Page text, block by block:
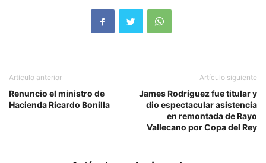
Artículo anterior
Renuncio el ministro de
Hacienda Ricardo Bonilla
Artículo siguiente
James Rodríguez fue titular y
dio espectacular asistencia
en remontada de Rayo
Vallecano por Copa del Rey